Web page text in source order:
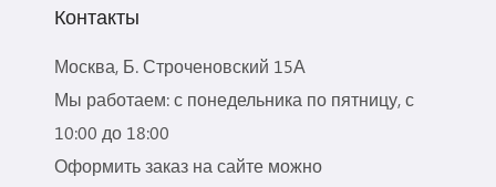
Контакты
Москва, Б. Строченовский 15А
Мы работаем: с понедельника по пятницу, с
10:00 до 18:00
Оформить заказ на сайте можно